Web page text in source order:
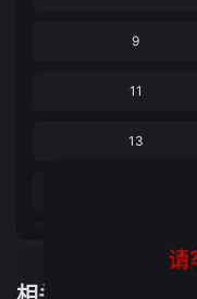
9
11
13
请